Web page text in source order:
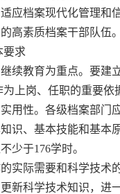
应档案现代化管理和
高素质档案干部队伍。
求
续教育为重点。要建
上岗、任职的重要依
用性。各级档案部门
识、基本技能和基本
少于176学时。
实际需要和科学技术
新科学技术知识，进